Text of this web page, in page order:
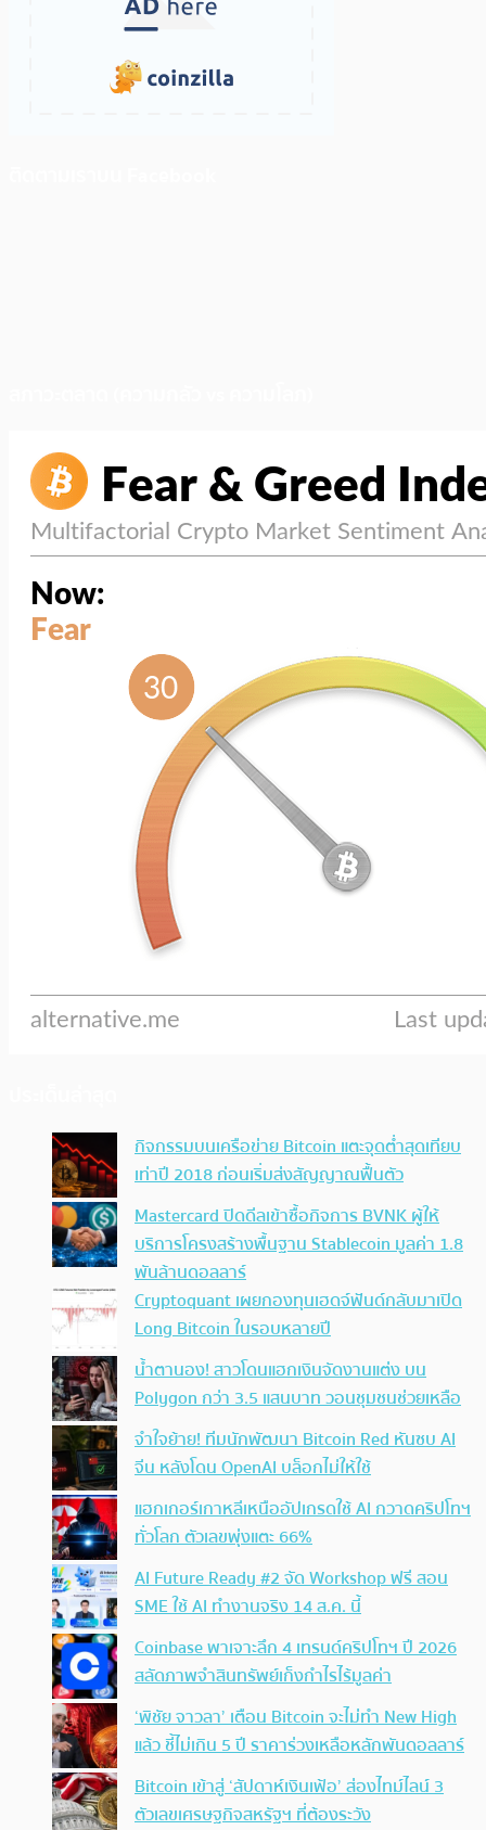
กิจกรรมบนเครือข่าย Bitcoin แตะจุดต่ำสุดเทียบ
เท่าปี 2018 ก่อนเริ่มส่งสัญญาณฟื้นตัว
Mastercard ปิดดีลเข้าซื้อกิจการ BVNK ผู้ให้
บริการโครงสร้างพื้นฐาน Stablecoin มูลค่า 1.8
พันล้านดอลลาร์
Cryptoquant เผยกองทุนเฮดจ์ฟันด์กลับมาเปิด
Long Bitcoin ในรอบหลายปี
น้ำตานอง! สาวโดนแฮกเงินจัดงานแต่ง บน
Polygon กว่า 3.5 แสนบาท วอนชุมชนช่วยเหลือ
จำใจย้าย! ทีมนักพัฒนา Bitcoin Red หันซบ AI
จีน หลังโดน OpenAI บล็อกไม่ให้ใช้
แฮกเกอร์เกาหลีเหนืออัปเกรดใช้ AI กวาดคริปโทฯ
ทั่วโลก ตัวเลขพุ่งแตะ 66%
AI Future Ready #2 จัด Workshop ฟรี สอน
SME ใช้ AI ทำงานจริง 14 ส.ค. นี้
Coinbase พาเจาะลึก 4 เทรนด์คริปโทฯ ปี 2026
สลัดภาพจำสินทรัพย์เก็งกำไรไร้มูลค่า
‘พิชัย จาวลา’ เตือน Bitcoin จะไม่ทำ New High
แล้ว ชี้ไม่เกิน 5 ปี ราคาร่วงเหลือหลักพันดอลลาร์
Bitcoin เข้าสู่ ‘สัปดาห์เงินเฟ้อ’ ส่องไทม์ไลน์ 3
ตัวเลขเศรษฐกิจสหรัฐฯ ที่ต้องระวัง